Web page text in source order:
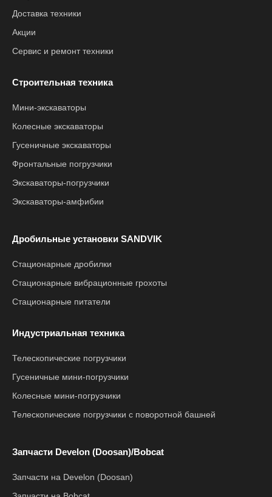
Доставка техники
Акции
Сервис и ремонт техники
Строительная техника
Мини-экскаваторы
Колесные экскаваторы
Гусеничные экскаваторы
Фронтальные погрузчики
Экскаваторы-погрузчики
Экскаваторы-амфибии
Дробильные установки SANDVIK
Стационарные дробилки
Стационарные вибрационные грохоты
Стационарные питатели
Индустриальная техника
Телескопические погрузчики
Гусеничные мини-погрузчики
Колесные мини-погрузчики
Телескопические погрузчики с поворотной башней
Запчасти Develon (Doosan)/Bobcat
Запчасти на Develon (Doosan)